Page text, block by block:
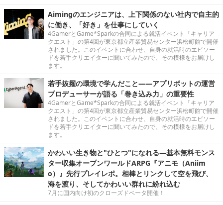
Aimingのエンジニアは、上下関係のない社内で自主的
に働き、「好き」を仕事にしていく
4GamerとGame*Sparkの合同による就活イベント「キャリア
クエスト」の第4回が東京都立産業貿易センター浜松町館で開催
されました。このイベントに合わせ、自身の就活時のエピソー
ドを若手クリエイターに聞いてみたので、その模様をお届けし
ます。
若手抜擢の環境で学んだこと――アプリボットの運営
プロデューサーが語る「巻き込み力」の重要性
4GamerとGame*Sparkの合同による就活イベント「キャリア
クエスト」の第4回が東京都立産業貿易センター浜松町館で開催
されました。このイベントに合わせ、自身の就活時のエピソー
ドを若手クリエイターに聞いてみたので、その模様をお届けし
ます。
かわいい生き物と"ひとつ"になれる―基本無料モンス
ター収集オープンワールドARPG『アニモ（Aniim
o）』先行プレイレポ。相棒とリンクして空を飛び、
海を渡り、そしてかわいい群れに紛れ込む
7月に国内向け初のクローズドベータ開催！